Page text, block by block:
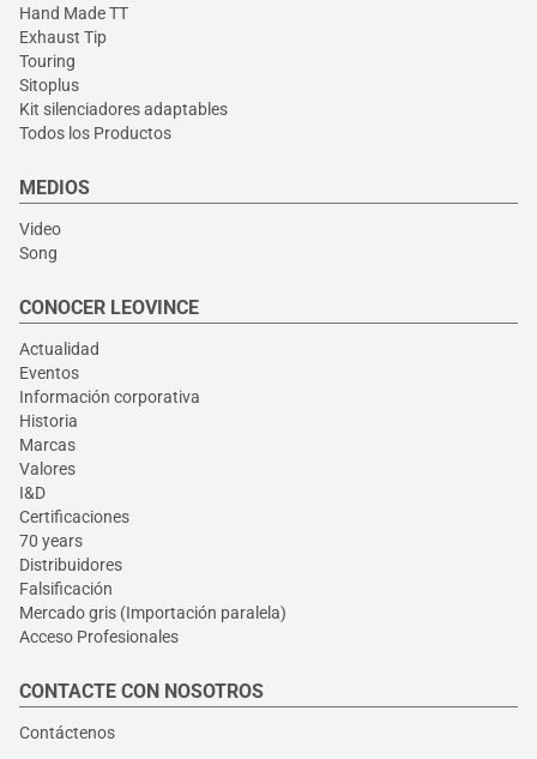
Hand Made TT
Exhaust Tip
Touring
Sitoplus
Kit silenciadores adaptables
Todos los Productos
MEDIOS
Video
Song
CONOCER LEOVINCE
Actualidad
Eventos
Información corporativa
Historia
Marcas
Valores
I&D
Certificaciones
70 years
Distribuidores
Falsificación
Mercado gris (Importación paralela)
Acceso Profesionales
CONTACTE CON NOSOTROS
Contáctenos